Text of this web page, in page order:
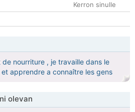
Kerron sinulle
de nourriture , je travaille dans le
apprendre a connaître les gens
olevan